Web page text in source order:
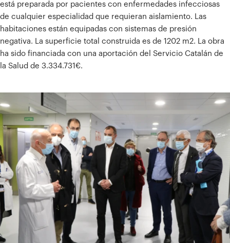
está preparada por pacientes con enfermedades infecciosas
de cualquier especialidad que requieran aislamiento. Las
habitaciones están equipadas con sistemas de presión
negativa. La superficie total construida es de 1202 m2. La obra
ha sido financiada con una aportación del Servicio Catalán de
la Salud de 3.334.731€.